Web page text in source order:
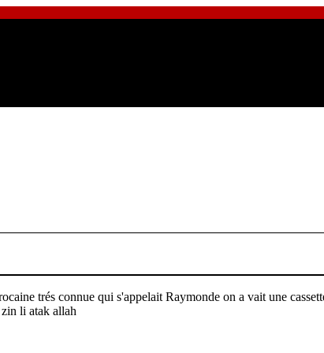
trés connue qui s'appelait Raymonde on a vait une
li atak allah